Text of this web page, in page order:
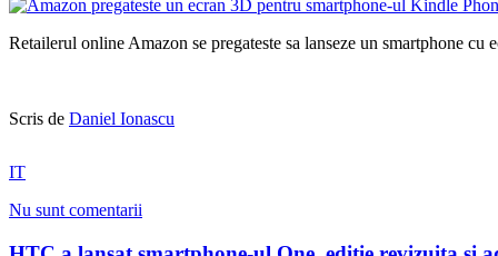
Retailerul online Amazon se pregateste sa lanseze un smartphone
Scris de Daniel Ionascu
IT
Nu sunt comentarii